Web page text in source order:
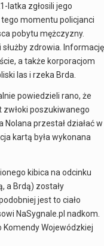
latka zgłosili jego
tego momentu policjanci
pobytu mężczyzny.
zdrowia. Informację
a także korporacjom
las i rzeka Brda.
powiedzieli rano, że
zwłoki poszukiwanego
przestał działać w
kartą była wykonana
kibica na odcinku
a Brdą) zostały
jest to ciało
NaSygnale.pl nadkom.
Komendy Wojewódzkiej